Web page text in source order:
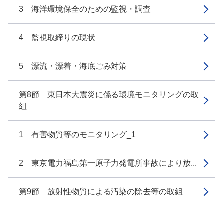
3 海洋環境保全のための監視・調査
4 監視取締りの現状
5 漂流・漂着・海底ごみ対策
第8節 東日本大震災に係る環境モニタリングの取
組
1 有害物質等のモニタリング_1
2 東京電力福島第一原子力発電所事故により放...
第9節 放射性物質による汚染の除去等の取組